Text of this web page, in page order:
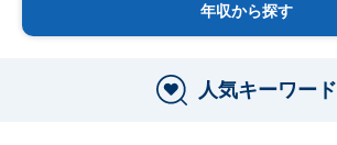
年収から探す
人気キーワード